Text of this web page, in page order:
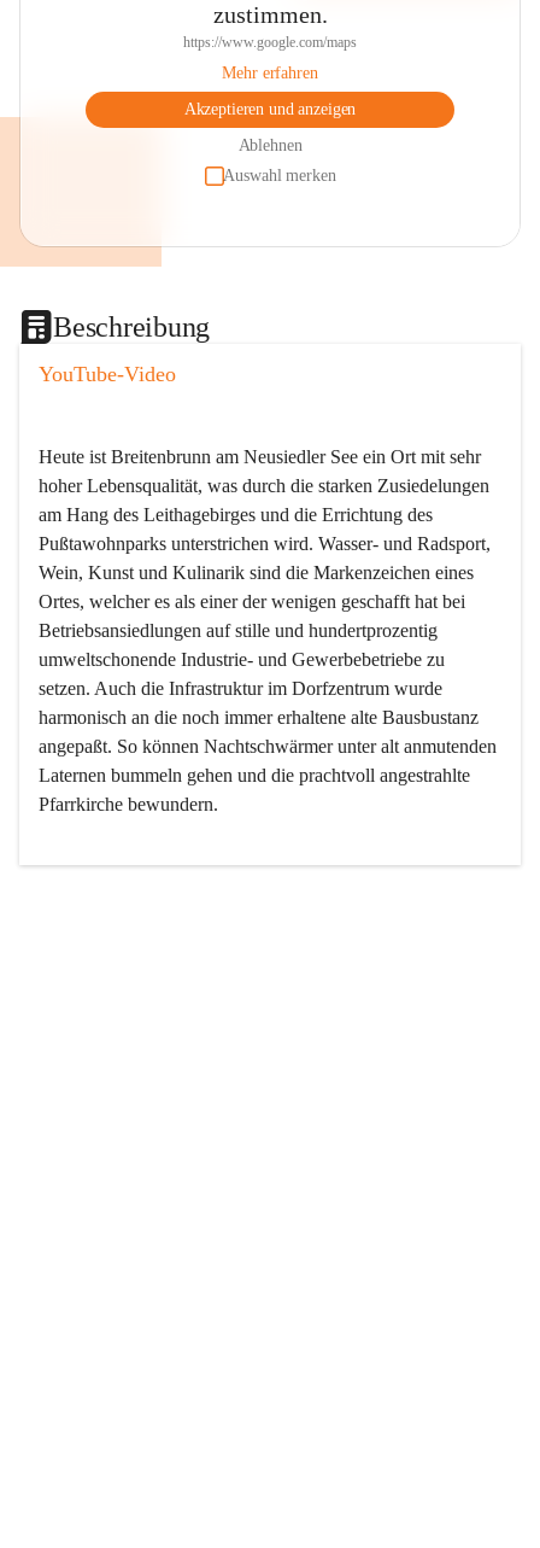
zustimmen.
https://www.google.com/maps
Mehr erfahren
Akzeptieren und anzeigen
Ablehnen
Auswahl merken
Beschreibung
YouTube-Video
Heute ist Breitenbrunn am Neusiedler See ein Ort mit sehr
hoher Lebensqualität, was durch die starken Zusiedelungen
am Hang des Leithagebirges und die Errichtung des
Pußtawohnparks unterstrichen wird. Wasser- und Radsport,
Wein, Kunst und Kulinarik sind die Markenzeichen eines
Ortes, welcher es als einer der wenigen geschafft hat bei
Betriebsansiedlungen auf stille und hundertprozentig
umweltschonende Industrie- und Gewerbebetriebe zu
setzen. Auch die Infrastruktur im Dorfzentrum wurde
harmonisch an die noch immer erhaltene alte Bausbustanz
angepaßt. So können Nachtschwärmer unter alt anmutenden
Laternen bummeln gehen und die prachtvoll angestrahlte
Pfarrkirche bewundern.
Der Weinbau dominert heute nicht mehr, ist aber integrativer